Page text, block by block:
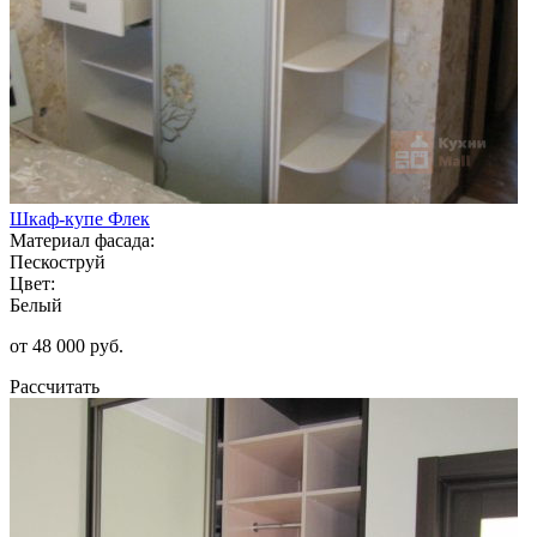
Шкаф-купе Флек
Материал фасада:
Пескоструй
Цвет:
Белый
от 48 000 руб.
Рассчитать